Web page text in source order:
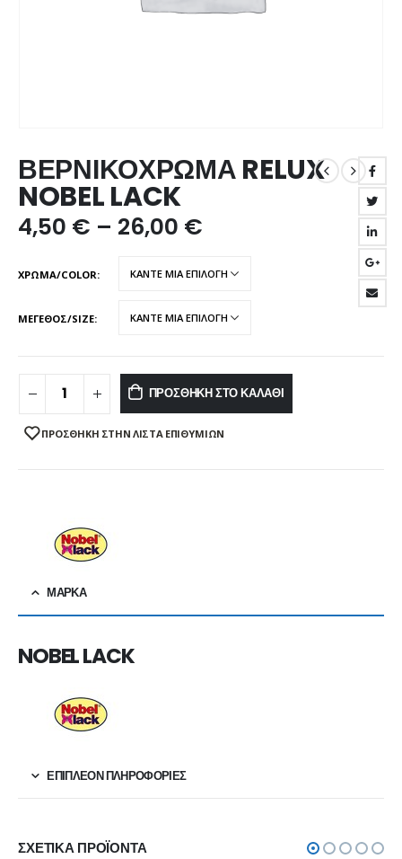
ΒΕΡΝΙΚΟΧΡΩΜΑ RELUX
NOBEL LACK
4,50 € – 26,00 €
ΧΡΩΜΑ/COLOR
ΜΕΓΕΘΟΣ/SIZE
ΠΡΟΣΘΉΚΗ ΣΤΟ ΚΑΛΆΘΙ
ΠΡΌΣΘΉΚΗ ΣΤΗΝ ΛΊΣΤΑ ΕΠΙΘΥΜΙΏΝ
ΜΆΡΚΑ
NOBEL LACK
ΕΠΙΠΛΈΟΝ ΠΛΗΡΟΦΟΡΊΕΣ
ΣΧΕΤΙΚΆ ΠΡΟΪΌΝΤΑ